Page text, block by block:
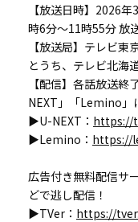
【放送日時】2026
時6分～11時55分 放
【放送局】テレビ
とうち、テレビ北海
【配信】各話放送
NEXT」「Lemino」
▶U-NEXT： https://
▶Lemino： https://
広告付き無料配信サ
どで逃し配信！
▶TVer： https://